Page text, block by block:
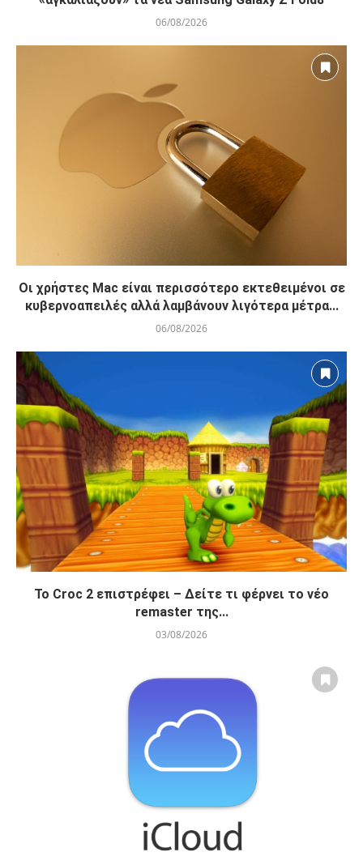
06/08/2026
Οι χρήστες Mac είναι περισσότερο εκτεθειμένοι σε
κυβερνοαπειλές αλλά λαμβάνουν λιγότερα μέτρα...
06/08/2026
Το Croc 2 επιστρέφει – Δείτε τι φέρνει το νέο
remaster της...
03/08/2026